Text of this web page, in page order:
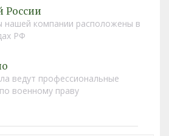
России
нашей компании расположены в
РФ
ведут профессиональные
военному праву